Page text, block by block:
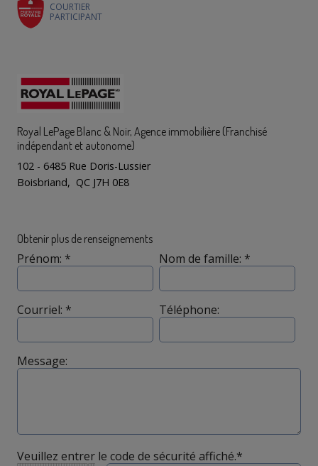
COURTIER
PARTICIPANT
Royal LePage Blanc & Noir, Agence immobilière (Franchisé
indépendant et autonome)
102 - 6485 Rue Doris-Lussier
Boisbriand, QC J7H 0E8
Obtenir plus de renseignements
Prénom: * Nom de famille: *
Courriel: * Téléphone:
Message:
Veuillez entrer le code de sécurité affiché.*